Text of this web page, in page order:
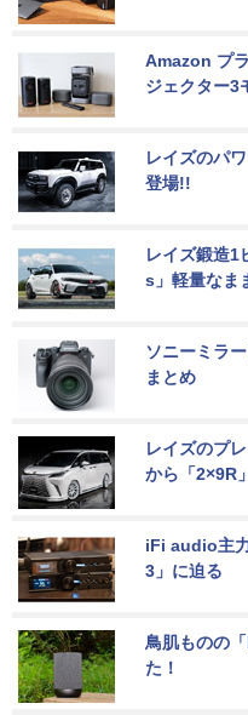
Amazon プ
ジェクター3
レイズのパ
登場!!
レイズ鍛造1
s」軽量なま
ソニーミラ
まとめ
レイズのプ
から「2×9R
iFi audio主
3」に迫る
鳥肌ものの
た！